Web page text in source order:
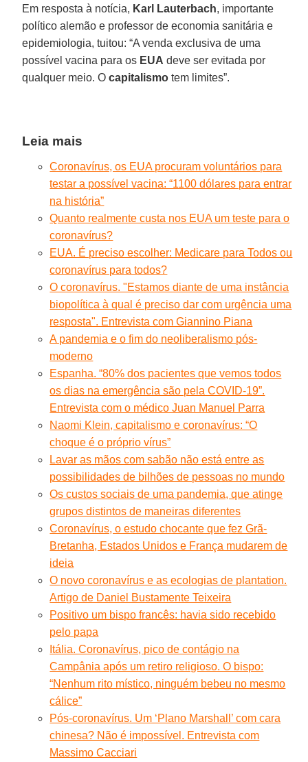
Em resposta à notícia, Karl Lauterbach, importante
político alemão e professor de economia sanitária e
epidemiologia, tuitou: “A venda exclusiva de uma
possível vacina para os EUA deve ser evitada por
qualquer meio. Ocapitalismo tem limites”.
Leia mais
Coronavírus, os EUA procuram voluntários para
testar a possível vacina: “1100 dólares para entrar
na história”
Quanto realmente custa nos EUA um teste para o
coronavírus?
EUA. É preciso escolher: Medicare para Todos ou
coronavírus para todos?
O coronavírus. "Estamos diante de uma instância
biopolítica à qual é preciso dar com urgência uma
resposta". Entrevista com Giannino Piana
A pandemia e o fim do neoliberalismo pós-
moderno
Espanha. “80% dos pacientes que vemos todos
os dias na emergência são pela COVID-19”.
Entrevista com o médico Juan Manuel Parra
Naomi Klein, capitalismo e coronavírus: “O
choque é o próprio vírus”
Lavar as mãos com sabão não está entre as
possibilidades de bilhões de pessoas no mundo
Os custos sociais de uma pandemia, que atinge
grupos distintos de maneiras diferentes
Coronavírus, o estudo chocante que fez Grã-
Bretanha, Estados Unidos e França mudarem de
ideia
O novo coronavírus e as ecologias de plantation.
Artigo de Daniel Bustamente Teixeira
Positivo um bispo francês: havia sido recebido
pelo papa
Itália. Coronavírus, pico de contágio na
Campânia após um retiro religioso. O bispo:
“Nenhum rito místico, ninguém bebeu no mesmo
cálice”
Pós-coronavírus. Um ‘Plano Marshall’ com cara
chinesa? Não é impossível. Entrevista com
Massimo Cacciari